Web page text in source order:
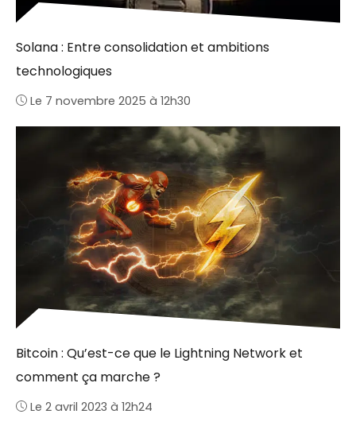
Solana : Entre consolidation et ambitions
technologiques
Le 7 novembre 2025 à 12h30
Bitcoin : Qu’est-ce que le Lightning Network et
comment ça marche ?
Le 2 avril 2023 à 12h24